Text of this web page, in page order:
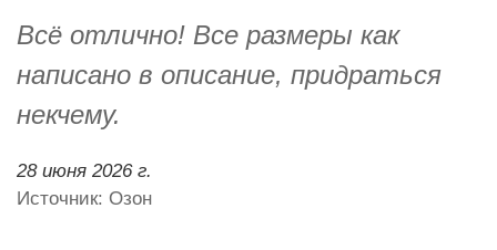
Всё отлично! Все размеры как
написано в описание, придраться
некчему.
28 июня 2026 г.
Источник: Озон